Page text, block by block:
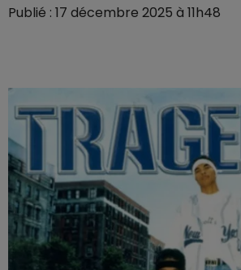
Publié : 17 décembre 2025 à 11h48